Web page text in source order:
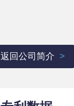
返回公司简介